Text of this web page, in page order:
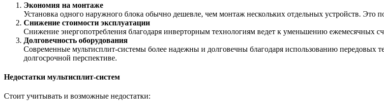
Экономия на монтаже
Установка одного наружного блока обычно дешевле, чем монтаж нескольких отдельных устройств. Это
Снижение стоимости эксплуатации
Снижение энергопотребления благодаря инверторным технологиям ведет к уменьшению ежемесячных
Долговечность оборудования
Современные мультисплит-системы более надежны и долговечны благодаря использованию передовых
долгосрочной перспективе.
Недостатки мультисплит-систем
Стоит учитывать и возможные недостатки: